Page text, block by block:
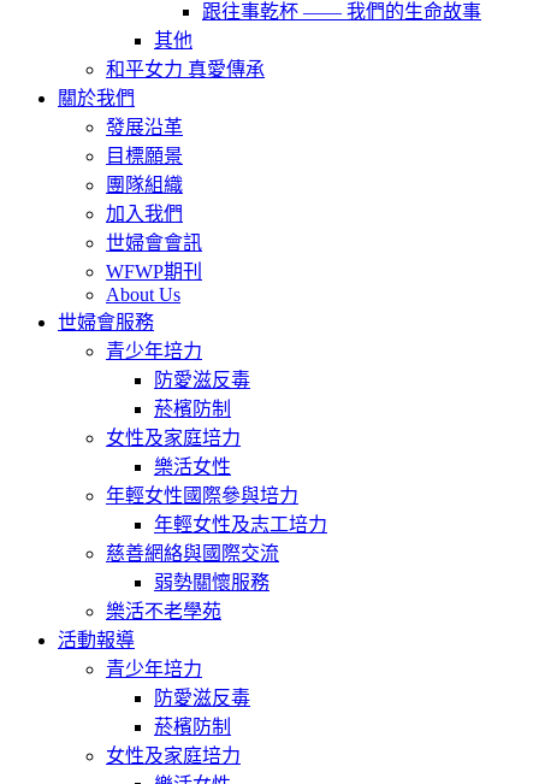
跟往事乾杯 —— 我們的生命故事
其他
和平女力 真愛傳承
關於我們
發展沿革
目標願景
團隊組織
加入我們
世婦會會訊
WFWP期刊
About Us
世婦會服務
青少年培力
防愛滋反毒
菸檳防制
女性及家庭培力
樂活女性
年輕女性國際參與培力
年輕女性及志工培力
慈善網絡與國際交流
弱勢關懷服務
樂活不老學苑
活動報導
青少年培力
防愛滋反毒
菸檳防制
女性及家庭培力